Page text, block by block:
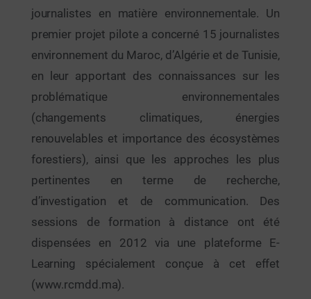
journalistes en matière environnementale. Un
premier projet pilote a concerné 15 journalistes
environnement du Maroc, d’Algérie et de Tunisie,
en leur apportant des connaissances sur les
problématique environnementales
(changements climatiques, énergies
renouvelables et importance des écosystèmes
forestiers), ainsi que les approches les plus
pertinentes en terme de recherche,
d’investigation et de communication. Des
sessions de formation à distance ont été
dispensées en 2012 via une plateforme E-
Learning spécialement conçue à cet effet
(www.rcmdd.ma).